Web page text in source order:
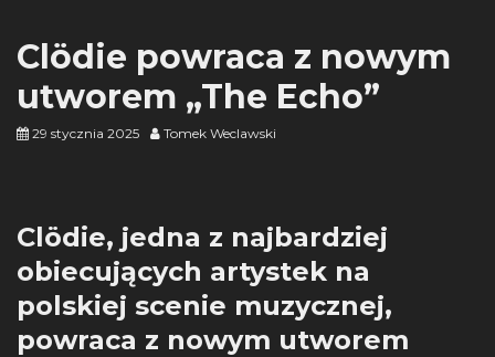
Clödie powraca z nowym
utworem „The Echo”
29 stycznia 2025 Tomek Weclawski
Clödie, jedna z najbardziej
obiecujących artystek na
polskiej scenie muzycznej,
powraca z nowym utworem